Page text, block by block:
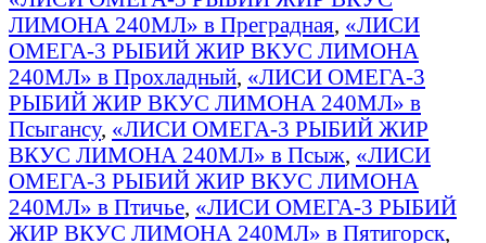
ЛИМОНА 240МЛ» в Преградная, «ЛИСИ
ОМЕГА-3 РЫБИЙ ЖИР ВКУС ЛИМОНА
240МЛ» в Прохладный, «ЛИСИ ОМЕГА-3
РЫБИЙ ЖИР ВКУС ЛИМОНА 240МЛ» в
Псыгансу, «ЛИСИ ОМЕГА-3 РЫБИЙ ЖИР
ВКУС ЛИМОНА 240МЛ» в Псыж, «ЛИСИ
ОМЕГА-3 РЫБИЙ ЖИР ВКУС ЛИМОНА
240МЛ» в Птичье, «ЛИСИ ОМЕГА-3 РЫБИЙ
ЖИР ВКУС ЛИМОНА 240МЛ» в Пятигорск,